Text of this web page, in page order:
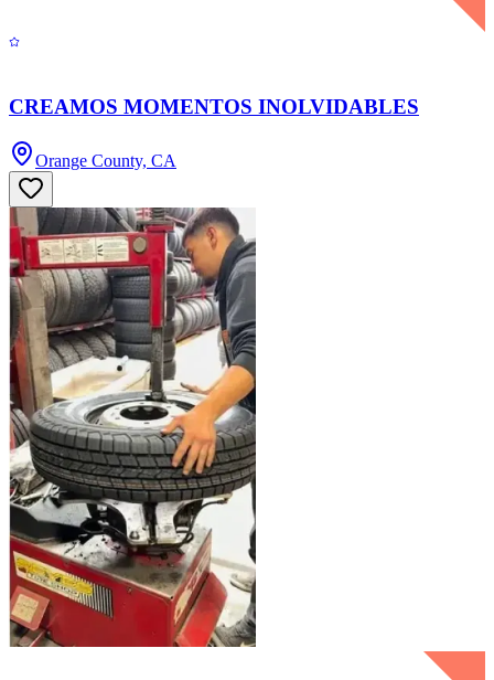
CREAMOS MOMENTOS INOLVIDABLES
Orange County, CA